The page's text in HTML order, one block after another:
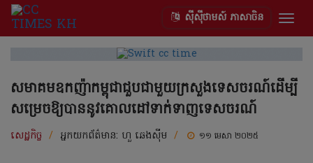
ស៊ីស៊ីថាមស៍ ភាសាចិន
សមាគមឧកញ៉ាកម្ពុជាជួបជាមួយក្រសួងទេសចរណ៍ដើម្បី
សម្រេចឱ្យបាននូវគោលដៅទាក់ទាញទេសចរណ៍
សេដ្ឋកិច្ច / អ្នកយកព័ត៌មាន: ហួ ឆេងស៊ីម / ១១ មេសា ២០២៥